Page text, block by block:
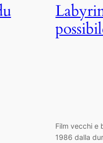
Film vecchi e
1986 dalla